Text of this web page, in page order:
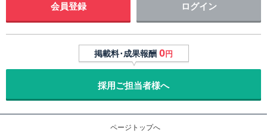
会員登録 ログイン
掲載料･成果報酬 0円
採用ご担当者様へ
ページトップへ